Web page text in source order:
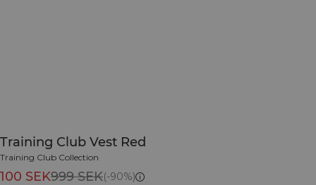
Training Club Vest Red
Training Club Collection
100 SEK999 SEK(-90%)